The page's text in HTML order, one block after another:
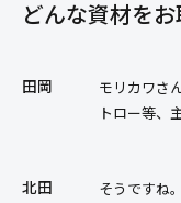
どんな資材をお
田岡
モリカワさ
トロー等、
北田
そうですね